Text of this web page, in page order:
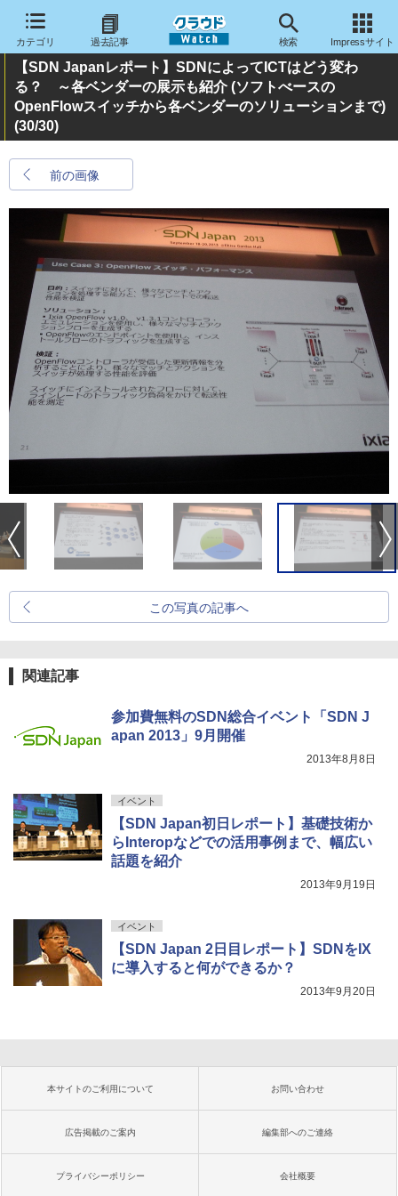
カテゴリ 過去記事 検索 Impressサイト
【SDN Japanレポート】SDNによってICTはどう変わ
る？ ～各ベンダーの展示も紹介 (ソフトべースの
OpenFlowスイッチから各ベンダーのソリューションまで)
(30/30)
前の画像
この写真の記事へ
関連記事
参加費無料のSDN総合イベント「SDN J
apan 2013」9月開催
2013年8月8日
イベント
【SDN Japan初日レポート】基礎技術か
らInteropなどでの活用事例まで、幅広い
話題を紹介
2013年9月19日
イベント
【SDN Japan 2日目レポート】SDNをIX
に導入すると何ができるか？
2013年9月20日
本サイトのご利用について お問い合わせ
広告掲載のご案内 編集部へのご連絡
プライバシーポリシー 会社概要